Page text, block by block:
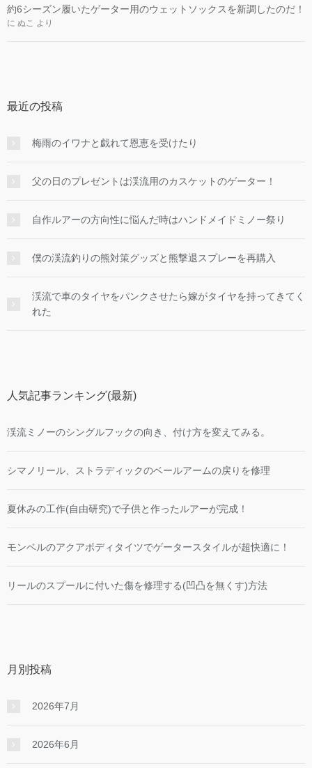
約6シーズン履いたゲーター用のウェットソックスを新調したのだ！
に ぬこ より
最近の投稿
梅雨のイワナと戯れて恩恵を受けたり
父の日のプレゼントは渓流用のカスケットのゲーター！
自作ルアーの方向性に悩んだ時はハンドメイドミノー祭り
僕の渓流釣りの熊対策グッズと熊撃退スプレーを再購入
渓流で車のタイヤをパンクさせたら嫁がタイヤを持ってきてく
れた
人気記事ランキング(最新)
渓流ミノーのシングルフックの向き、付け方を変えてみる。
シマノリール、ストラディックのベールアームの戻りを修理
夏休みの工作(自由研究)で子供と作ったルアーが完成！
モンベルのアクアボディタイツでゲータースタイルが超快適に！
リールのスプールに付いた傷を修理する(凹凸を無くす)方法
月別投稿
2026年7月
2026年6月